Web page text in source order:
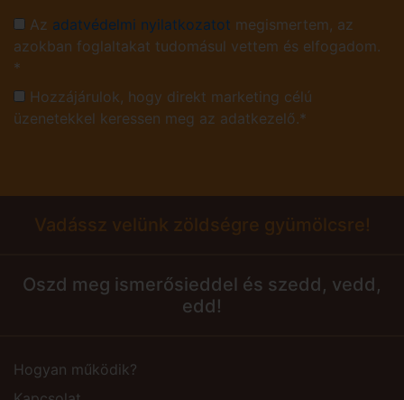
Az adatvédelmi nyilatkozatot megismertem, az
azokban foglaltakat tudomásul vettem és elfogadom.
*
Hozzájárulok, hogy direkt marketing célú
üzenetekkel keressen meg az adatkezelő.*
Vadássz velünk zöldségre gyümölcsre!
Oszd meg ismerősieddel és szedd, vedd,
edd!
Hogyan működik?